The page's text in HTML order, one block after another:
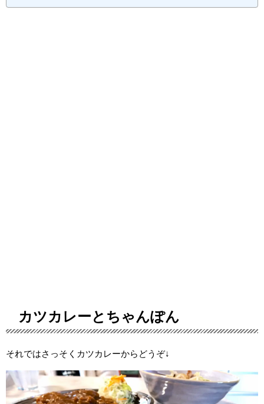
カツカレーとちゃんぽん
それではさっそくカツカレーからどうぞ↓